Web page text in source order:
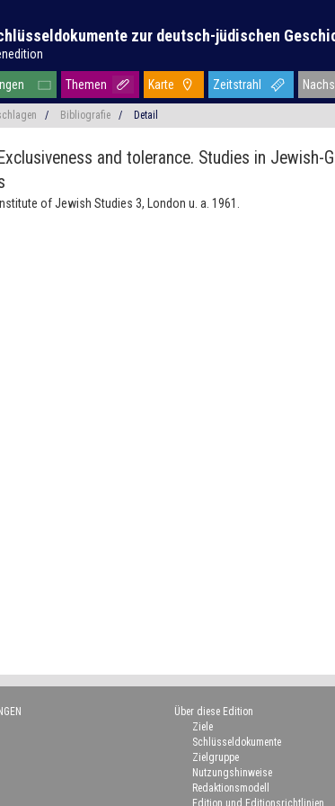
zur deutsch-jüdischen
Themen Karte Zeitstrahl
/ Bibliografie / Detail
Exclusiveness and tolerance. Studies in Jewish-
of Jewish Studies 3, London u. a. 1961.
Über diese Edition
Ziele
Schlüsseldokumente
Zielgruppe
Nutzungshinweise
Redaktionsmodell
Edition und Editionsrichtlinien